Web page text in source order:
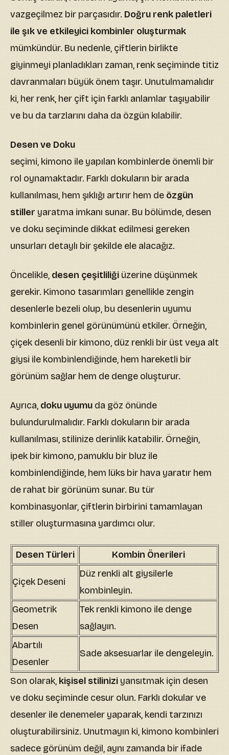
vazgeçilmez bir parçasıdır. Doğru renk paletleri
ile şık ve etkileyici kombinler oluşturmak
mümkündür. Bu nedenle, çiftlerin birlikte
giyinmeyi planladıkları zaman, renk seçiminde titiz
davranmaları büyük önem taşır. Unutulmamalıdır
ki, her renk, her çift için farklı anlamlar taşıyabilir
ve bu da tarzlarını daha da özgün kılabilir.
Desen ve Doku
seçimi, kimono ile yapılan kombinlerde önemli bir
rol oynamaktadır. Farklı dokuların bir arada
kullanılması, hem şıklığı artırır hem de özgün
stiller yaratma imkanı sunar. Bu bölümde, desen
ve doku seçiminde dikkat edilmesi gereken
unsurları detaylı bir şekilde ele alacağız.
Öncelikle, desen çeşitliliği üzerine düşünmek
gerekir. Kimono tasarımları genellikle zengin
desenlerle bezeli olup, bu desenlerin uyumu
kombinlerin genel görünümünü etkiler. Örneğin,
çiçek desenli bir kimono, düz renkli bir üst veya alt
giysi ile kombinlendiğinde, hem hareketli bir
görünüm sağlar hem de denge oluşturur.
Ayrıca, doku uyumu da göz önünde
bulundurulmalıdır. Farklı dokuların bir arada
kullanılması, stilinize derinlik katabilir. Örneğin,
ipek bir kimono, pamuklu bir bluz ile
kombinlendiğinde, hem lüks bir hava yaratır hem
de rahat bir görünüm sunar. Bu tür
kombinasyonlar, çiftlerin birbirini tamamlayan
stiller oluşturmasına yardımcı olur.
Desen Türleri Kombin Önerileri
Çiçek Deseni
Düz renkli alt giysilerle
kombinleyin.
Geometrik
Desen
Tek renkli kimono ile denge
sağlayın.
Abartılı
Desenler
Sade aksesuarlar ile dengeleyin.
Son olarak, kişisel stilinizi yansıtmak için desen
ve doku seçiminde cesur olun. Farklı dokular ve
desenler ile denemeler yaparak, kendi tarzınızı
oluşturabilirsiniz. Unutmayın ki, kimono kombinleri
sadece görünüm değil, aynı zamanda bir ifade